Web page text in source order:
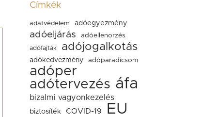
Címkék
adatvédelem adóegyezmény
adóeljárás adóellenorzés
adófajták adójogalkotás
adókedvezmény adóparadicsom
adóper
adótervezés áfa
bizalmi vagyonkezelés
biztosíték COVID-19 EU